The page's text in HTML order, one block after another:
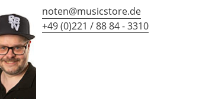
noten@musicstore.de
+49 (0)221 / 88 84 - 3310